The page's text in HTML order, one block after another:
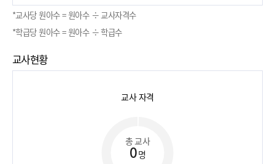
*교사당 원아수 = 원아수 ÷ 교사자격수
*학급당 원아수 = 원아수 ÷ 학급수
교사현황
교사 자격
총 교사
0명